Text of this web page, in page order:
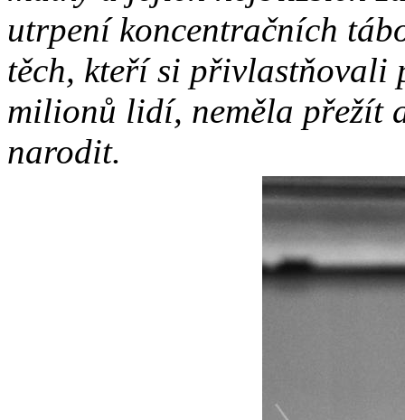
utrpení koncentračních
těch, kteří si přivlastňovali
milionů lidí, neměla přežít
narodit.